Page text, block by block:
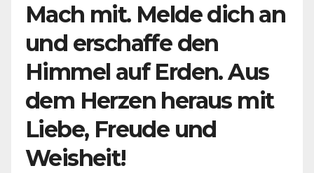
Mach mit. Melde dich an
und erschaffe den
Himmel auf Erden. Aus
dem Herzen heraus mit
Liebe, Freude und
Weisheit!